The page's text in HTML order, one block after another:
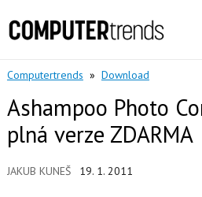
Computertrends » Download
Ashampoo Photo
plná verze ZDARMA
JAKUB KUNEŠ 19. 1. 2011